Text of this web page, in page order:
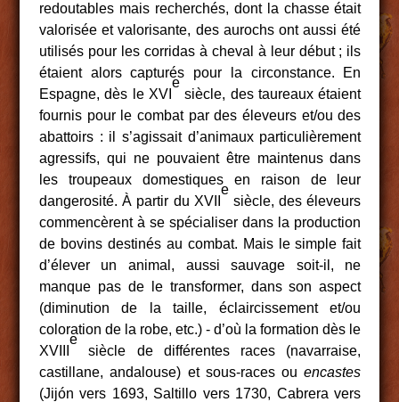
redoutables mais recherchés, dont la chasse était
valorisée et valorisante, des aurochs ont aussi été
utilisés pour les corridas à cheval à leur début ; ils
étaient alors capturés pour la circonstance. En
Espagne, dès le XVI
e
siècle, des taureaux étaient
fournis pour le combat par des éleveurs et/ou des
abattoirs : il s’agissait d’animaux particulièrement
agressifs, qui ne pouvaient être maintenus dans
les troupeaux domestiques en raison de leur
dangerosité. À partir du XVII
e
siècle, des éleveurs
commencèrent à se spécialiser dans la production
de bovins destinés au combat. Mais le simple fait
d’élever un animal, aussi sauvage soit-il, ne
manque pas de le transformer, dans son aspect
(diminution de la taille, éclaircissement et/ou
coloration de la robe, etc.) ‑ d’où la formation dès le
XVIII
e
siècle de différentes races (navarraise,
castillane, andalouse) et sous-races ouencastes
(Jijón vers 1693, Saltillo vers 1730, Cabrera vers